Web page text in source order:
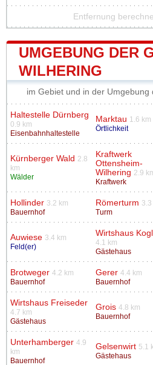
Entfernung
UMGEBUNG DER
WILHERING
im Gebiet und in der Umgebung
Haltestelle Dürnberg
0.9 km
Eisenbahnhaltestelle
Marktau 1.6 km
Örtlichkeit
Kürnberger Wald 2.8
km
Wälder
Kraftwerk
Ottensheim-
Wilhering 2.9
Kraftwerk
Hollinder 3.2 km
Bauernhof
Römerturm 3.3
Turm
Auwiese 3.4 km
Feld(er)
Wirtshaus
4.1 km
Gästehaus
Brotweger 4.2 km
Bauernhof
Gerer 4.4 km
Bauernhof
Wirtshaus Freiseder
4.7 km
Gästehaus
Grois 4.8 km
Bauernhof
Unterhamberger 4.9
km
Bauernhof
Gelsenwirt 5.1
Gästehaus